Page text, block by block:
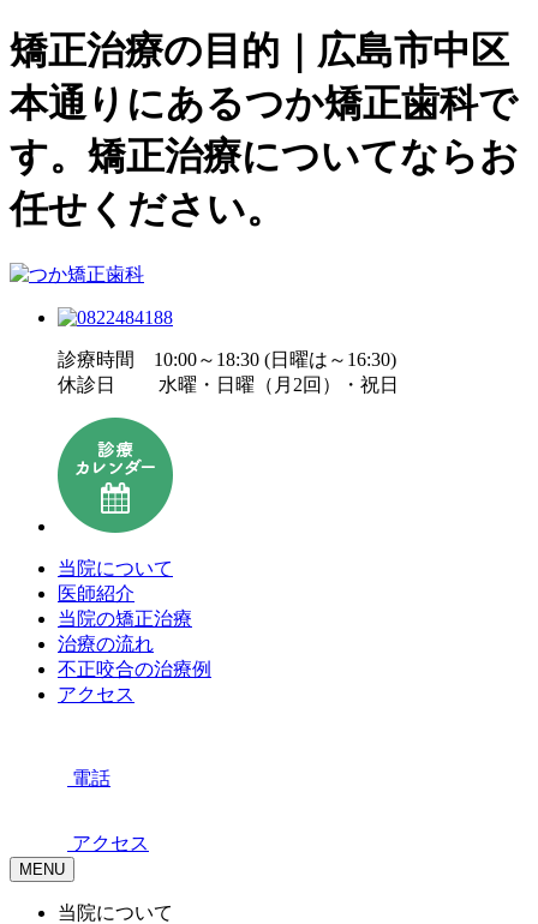
矯正治療の目的｜広島市中区
本通りにあるつか矯正歯科で
す。矯正治療についてならお
任せください。
診療時間 10:00～18:30 (日曜は～16:30)
休診日 水曜・日曜（月2回）・祝日
当院について
医師紹介
当院の矯正治療
治療の流れ
不正咬合の治療例
アクセス
電話
アクセス
MENU
当院について